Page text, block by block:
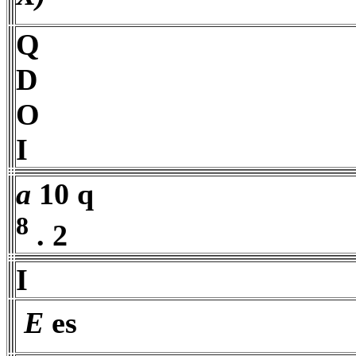
Q
D
O
I
a 10 q
8 . 2
I
 E es